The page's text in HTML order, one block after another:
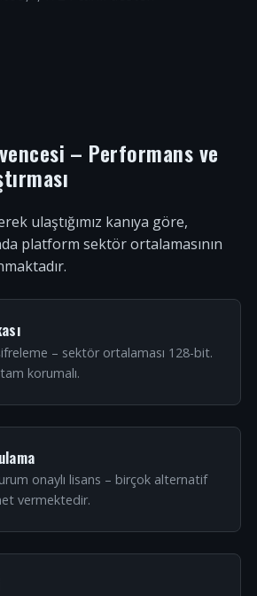
– Performans ve
ulaştığımız kanıya göre,
platform sektör ortalamasının
– sektör ortalaması 128-bit.
korumalı.
onaylı lisans – birçok alternatif
vermektedir.